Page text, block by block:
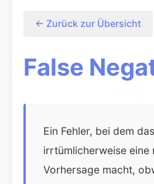
← Zurück zur Übersicht
False
Ein Fehler, bei dem
irrtümlicherweise eine
Vorhersage macht,